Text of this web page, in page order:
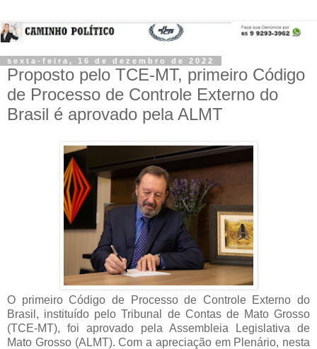
sexta-feira, 16 de dezembro de 2022
Proposto pelo TCE-MT, primeiro Código
de Processo de Controle Externo do
Brasil é aprovado pela ALMT
O primeiro Código de Processo de Controle Externo do
Brasil, instituído pelo Tribunal de Contas de Mato Grosso
(TCE-MT), foi aprovado pela Assembleia Legislativa de
Mato Grosso (ALMT). Com a apreciação em Plenário, nesta